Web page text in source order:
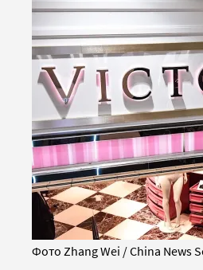
Фото Zhang Wei / China News